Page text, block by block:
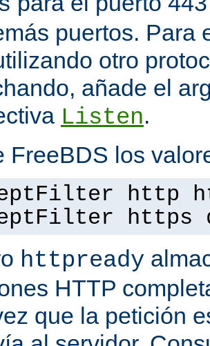
puertos. Para
otro
añade el
Listen.
FreeBDS los
http
https
httpready
HTTP
que la petición